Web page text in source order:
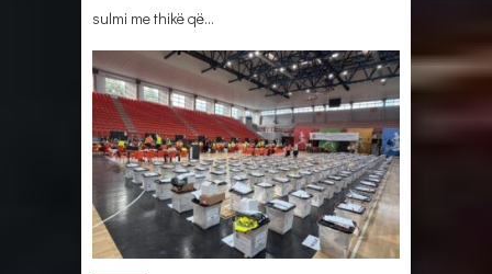
sulmi me thikë që…